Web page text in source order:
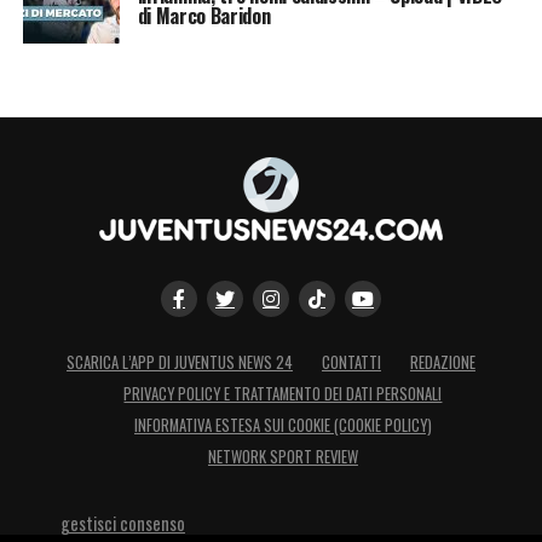
di Marco Baridon
SCARICA L’APP DI JUVENTUS NEWS 24 CONTATTI
REDAZIONE
PRIVACY POLICY E TRATTAMENTO DEI DATI PERSONALI
INFORMATIVA ESTESA SUI COOKIE (COOKIE POLICY)
NETWORK SPORT REVIEW
gestisci consenso